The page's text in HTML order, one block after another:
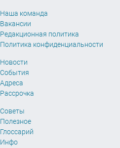
Наша команда
Вакансии
Редакционная политика
Политика конфиденциальности
Новости
События
Адреса
Рассрочка
Советы
Полезное
Глоссарий
Инфо